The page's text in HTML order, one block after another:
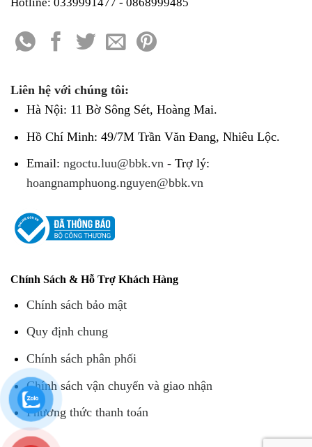
Liên hệ với chúng tôi:
Hà Nội: 11 Bờ Sông Sét, Hoàng Mai.
Hồ Chí Minh: 49/7M Trần Văn Đang, Nhiêu Lộc.
Email: ngoctu.luu@bbk.vn- Trợ lý:
hoangnamphuong.nguyen@bbk.vn
Chính Sách & Hỗ Trợ Khách Hàng
Chính sách bảo mật
Quy định chung
Chính sách phân phối
Chính sách vận chuyển và giao nhận
Phương thức thanh toán